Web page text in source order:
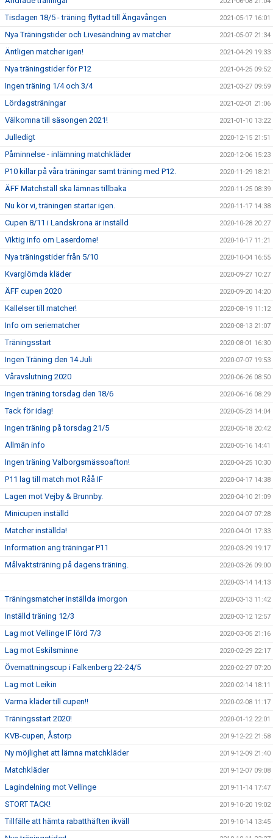
Tisdagen 18/5 - träning flyttad till Ängavången 2021-05-17 16:01
Nya Träningstider och Livesändning av matcher 2021-05-07 21:34
Äntligen matcher igen! 2021-04-29 19:33
Nya träningstider för P12 2021-04-25 09:52
Ingen träning 1/4 och 3/4 2021-03-27 09:59
Lördagsträningar 2021-02-01 21:06
Välkomna till säsongen 2021! 2021-01-10 13:22
Julledigt 2020-12-15 21:51
Påminnelse - inlämning matchkläder 2020-12-06 15:23
P10 killar på våra träningar samt träning med P12. 2020-11-29 18:21
ÄFF Matchställ ska lämnas tillbaka 2020-11-25 08:39
Nu kör vi, träningen startar igen. 2020-11-17 14:38
Cupen 8/11 i Landskrona är inställd 2020-10-28 20:27
Viktig info om Laserdome! 2020-10-17 11:21
Nya träningstider från 5/10 2020-10-04 16:55
Kvarglömda kläder 2020-09-27 10:27
ÄFF cupen 2020 2020-09-20 14:20
Kallelser till matcher! 2020-08-19 11:12
Info om seriematcher 2020-08-13 21:07
Träningsstart 2020-08-01 16:30
Ingen Träning den 14 Juli 2020-07-07 19:53
Våravslutning 2020 2020-06-26 08:50
Ingen träning torsdag den 18/6 2020-06-16 08:29
Tack för idag! 2020-05-23 14:04
Ingen träning på torsdag 21/5 2020-05-18 20:42
Allmän info 2020-05-16 14:41
Ingen träning Valborgsmässoafton! 2020-04-25 10:30
P11 lag till match mot Råå IF 2020-04-17 14:38
Lagen mot Vejby & Brunnby. 2020-04-10 21:09
Minicupen inställd 2020-04-07 07:28
Matcher inställda! 2020-04-01 17:33
Information ang träningar P11 2020-03-29 19:17
Målvaktsträning på dagens träning. 2020-03-26 09:00
2020-03-14 14:13
Träningsmatcher inställda imorgon 2020-03-13 11:42
Inställd träning 12/3 2020-03-12 12:57
Lag mot Vellinge IF lörd 7/3 2020-03-05 21:16
Lag mot Eskilsminne 2020-02-29 22:17
Övernattningscup i Falkenberg 22-24/5 2020-02-27 07:20
Lag mot Leikin 2020-02-14 18:11
Varma kläder till cupen!! 2020-02-08 11:17
Träningsstart 2020! 2020-01-12 22:01
KVB-cupen, Åstorp 2019-12-22 21:58
Ny möjlighet att lämna matchkläder 2019-12-09 21:40
Matchkläder 2019-12-07 09:08
Lagindelning mot Vellinge 2019-11-14 17:47
STORT TACK! 2019-10-20 19:02
Tillfälle att hämta rabatthäften ikväll 2019-10-14 13:45